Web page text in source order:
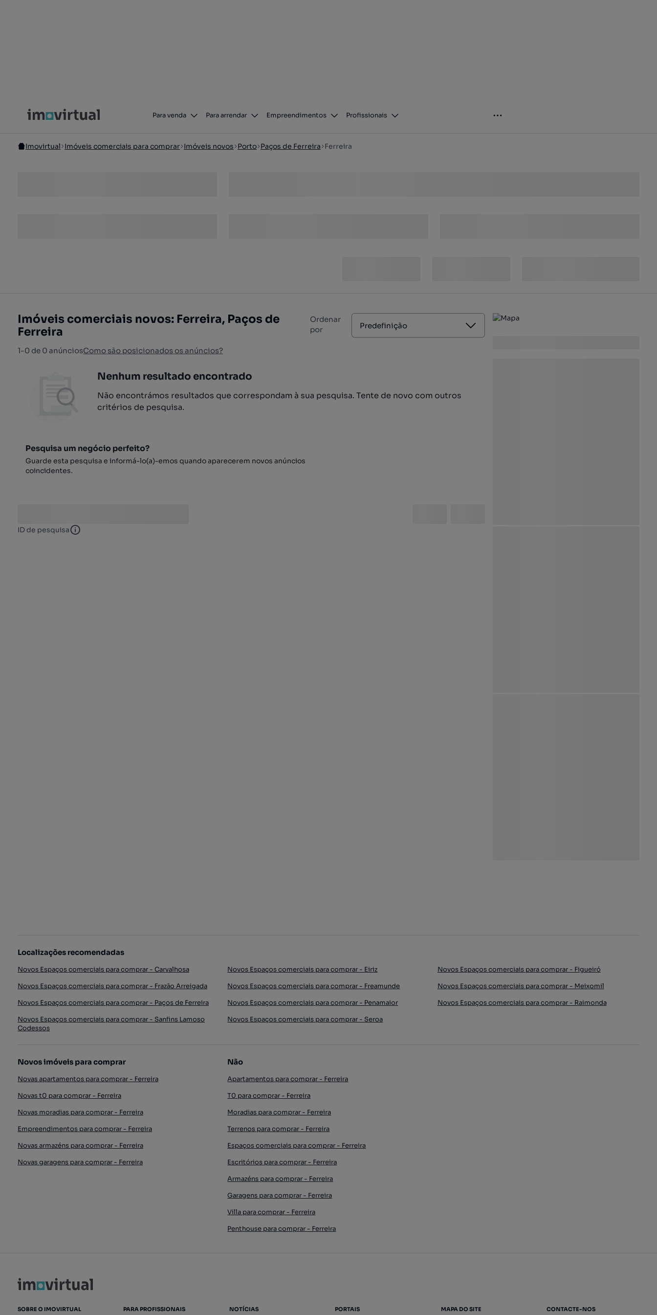
Para venda Para arrendar Empreendimentos Profissionais
Imovirtual Imóveis comerciais para comprar Imóveis novos Porto Paços de Ferreira Ferreira
Imóveis comerciais novos: Ferreira, Paços de
Ferreira
1-0 de 0 anúnciosComo são posicionados os anúncios?
Ordenar
por
Predefinição
Nenhum resultado encontrado
Não encontrámos resultados que correspondam à sua pesquisa. Tente de novo com outros
critérios de pesquisa.
Pesquisa um negócio perfeito?
Guarde esta pesquisa e informá-lo(a)-emos quando aparecerem novos anúncios
coincidentes.
ID de pesquisa ID de pesquisa
Localizações recomendadas
Novos Espaços comerciais para comprar - Carvalhosa Novos Espaços comerciais para comprar - Eiriz
Novos Espaços comerciais para comprar - Figueiró
Novos Espaços comerciais para comprar - Frazão Arreigada
Novos Espaços comerciais para comprar - Freamunde
Novos Espaços comerciais para comprar - Meixomil
Novos Espaços comerciais para comprar - Paços de Ferreira
Novos Espaços comerciais para comprar - Penamaior
Novos Espaços comerciais para comprar - Raimonda
Novos Espaços comerciais para comprar - Sanfins Lamoso
Codessos
Novos Espaços comerciais para comprar - Seroa
Novos imóveis para comprar
Novas apartamentos para comprar - Ferreira
Novas t0 para comprar - Ferreira
Novas moradias para comprar - Ferreira
Empreendimentos para comprar - Ferreira
Novas armazéns para comprar - Ferreira
Novas garagens para comprar - Ferreira
Não
Apartamentos para comprar - Ferreira
T0 para comprar - Ferreira
Moradias para comprar - Ferreira
Terrenos para comprar - Ferreira
Espaços comerciais para comprar - Ferreira
Escritórios para comprar - Ferreira
Armazéns para comprar - Ferreira
Garagens para comprar - Ferreira
Villa para comprar - Ferreira
Penthouse para comprar - Ferreira
SOBRE O IMOVIRTUAL PARA PROFISSIONAIS NOTÍCIAS PORTAIS MAPA DO SITE CONTACTE-NOS